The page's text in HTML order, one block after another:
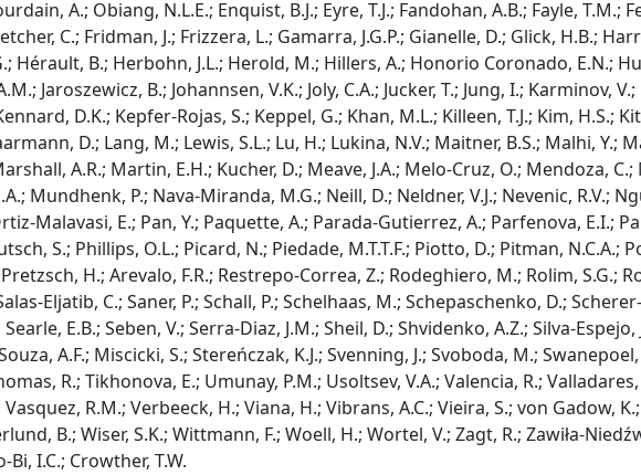
A.; Obiang, N.L.E.; Enquist, B.J.; Eyre, T.J.; Fandohan, A.B.; Fayle, T.M.;
C.; Fridman, J.; Frizzera, L.; Gamarra, J.G.P.; Gianelle, D.; Glick, H.B.;
Hérault, B.; Herbohn, J.L.; Herold, M.; Hillers, A.; Honorio Coronado, E.N.;
Jaroszewicz, B.; Johannsen, V.K.; Joly, C.A.; Jucker, T.; Jung, I.; Karminov,
D.K.; Kepfer-Rojas, S.; Keppel, G.; Khan, M.L.; Killeen, T.J.; Kim, H.S.;
D.; Lang, M.; Lewis, S.L.; Lu, H.; Lukina, N.V.; Maitner, B.S.; Malhi,
A.R.; Martin, E.H.; Kucher, D.; Meave, J.A.; Melo-Cruz, O.; Mendoza,
Mundhenk, P.; Nava-Miranda, M.G.; Neill, D.; Neldner, V.J.; Nevenic, R.V.;
Malavasi, E.; Pan, Y.; Paquette, A.; Parada-Gutierrez, A.; Parfenova, E.I.;
S.; Phillips, O.L.; Picard, N.; Piedade, M.T.T.F.; Piotto, D.; Pitman, N.C.A.;
Pretzsch, H.; Arevalo, F.R.; Restrepo-Correa, Z.; Rodeghiero, M.; Rolim, S.G.;
Eljatib, C.; Saner, P.; Schall, P.; Schelhaas, M.; Schepaschenko, D.;
E.B.; Seben, V.; Serra-Diaz, J.M.; Sheil, D.; Shvidenko, A.Z.; Silva-Espejo,
A.F.; Miscicki, S.; Stereńczak, K.J.; Svenning, J.; Svoboda, M.;
R.; Tikhonova, E.; Umunay, P.M.; Usoltsev, V.A.; Valencia, R.;
R.M.; Verbeeck, H.; Viana, H.; Vibrans, A.C.; Vieira, S.; von Gadow,
B.; Wiser, S.K.; Wittmann, F.; Woell, H.; Wortel, V.; Zagt, R.; Zawiła-
Bi, I.C.; Crowther, T.W.